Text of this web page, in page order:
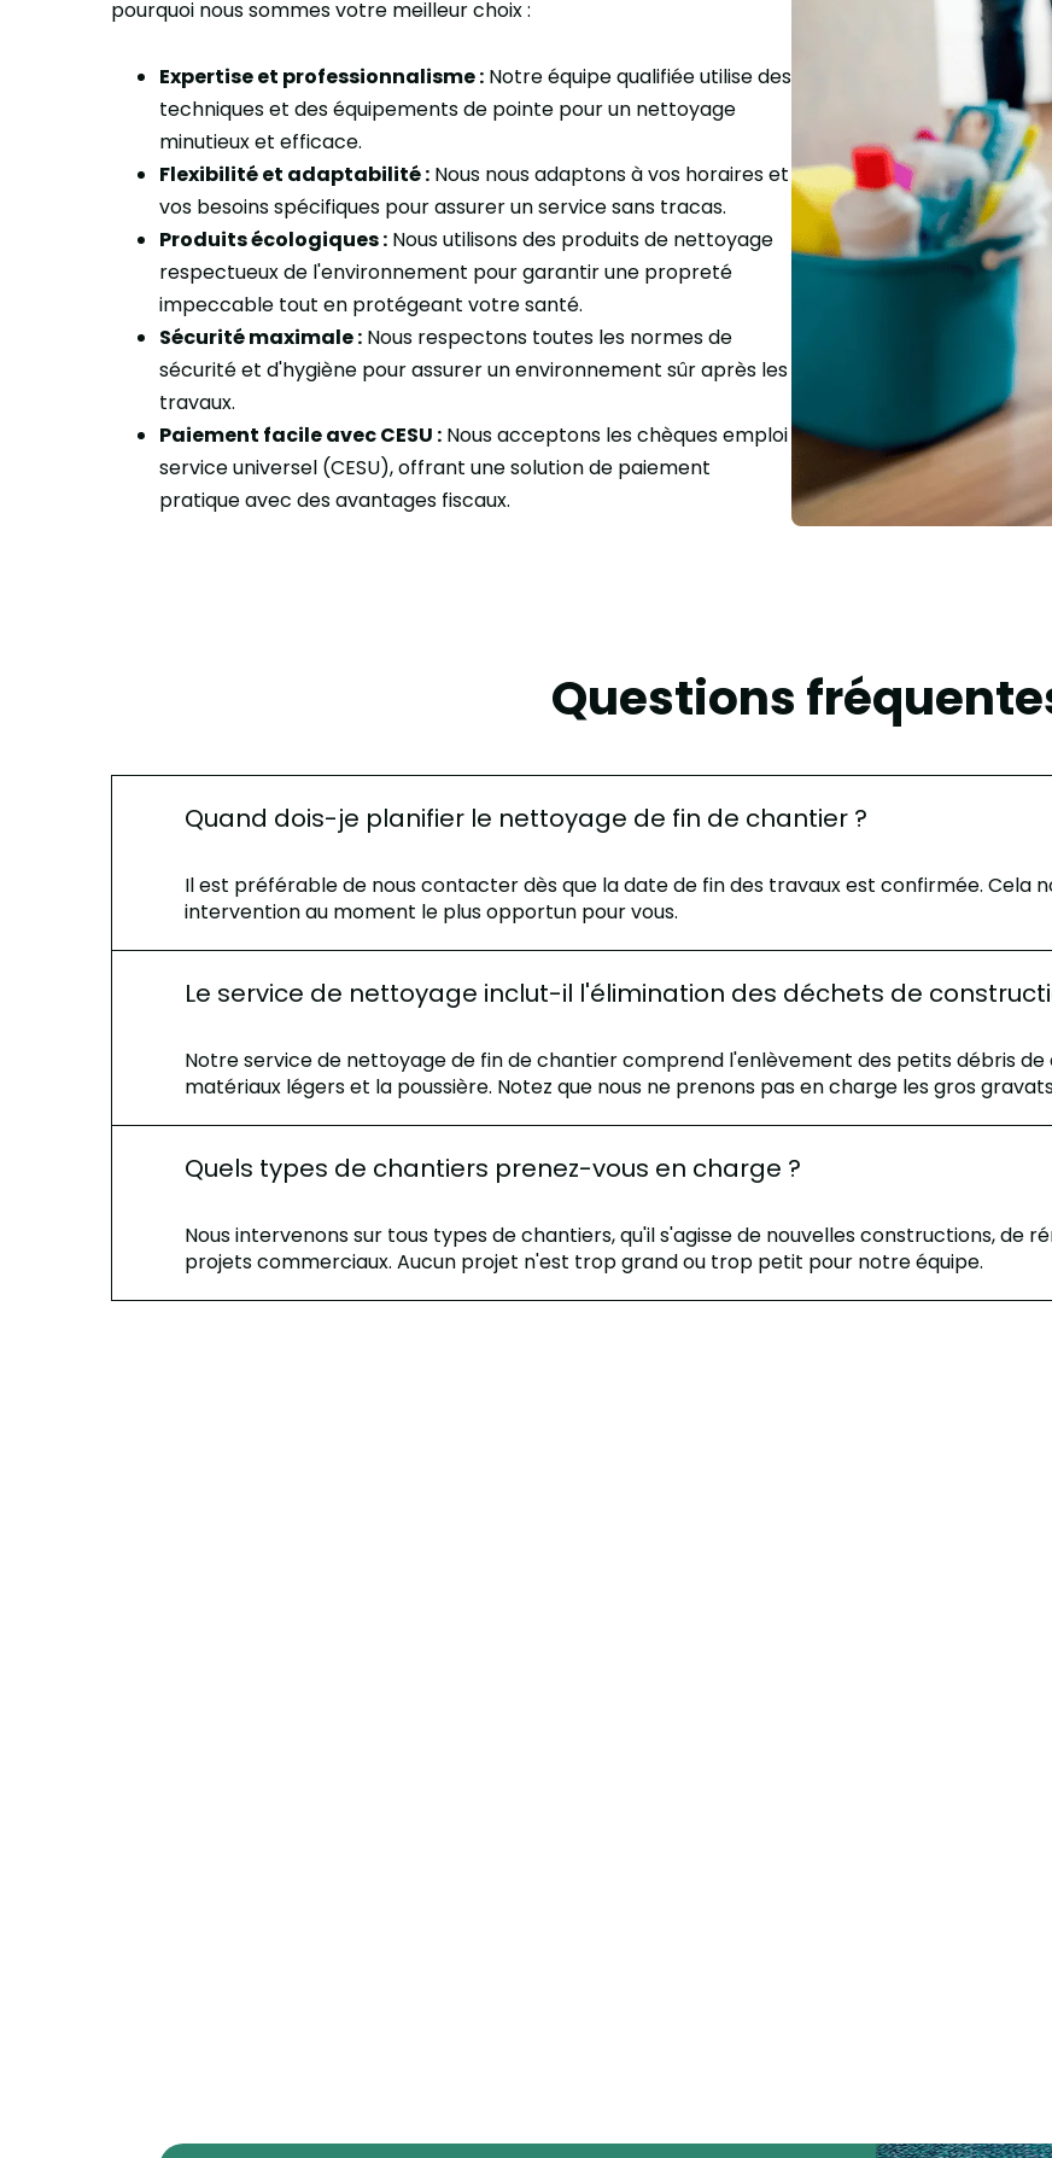
pourquoi nous sommes votre meilleur choix :
Expertise et professionnalisme : Notre équipe qualifiée utilise des
techniques et des équipements de pointe pour un nettoyage
minutieux et efficace.
Flexibilité et adaptabilité : Nous nous adaptons à vos horaires et
vos besoins spécifiques pour assurer un service sans tracas.
Produits écologiques : Nous utilisons des produits de nettoyage
respectueux de l'environnement pour garantir une propreté
impeccable tout en protégeant votre santé.
Sécurité maximale : Nous respectons toutes les normes de
sécurité et d'hygiène pour assurer un environnement sûr après les
travaux.
Paiement facile avec CESU : Nous acceptons les chèques emploi
service universel (CESU), offrant une solution de paiement
pratique avec des avantages fiscaux.
Questions
Quand dois-je planifier le nettoyage de fin de chantier ?
Il est préférable de nous contacter dès que la date de fin des travaux est confirmée. Cela
intervention au moment le plus opportun pour vous.
Le service de nettoyage inclut-il l'élimination des déchets de
Notre service de nettoyage de fin de chantier comprend l'enlèvement des petits débris
matériaux légers et la poussière. Notez que nous ne prenons pas en charge les gros
Quels types de chantiers prenez-vous en charge ?
Nous intervenons sur tous types de chantiers, qu'il s'agisse de nouvelles constructions, de
projets commerciaux. Aucun projet n'est trop grand ou trop petit pour notre équipe.